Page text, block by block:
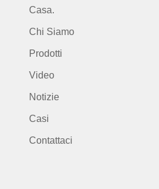
Casa.
Chi Siamo
Prodotti
Video
Notizie
Casi
Contattaci